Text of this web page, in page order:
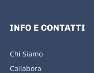
INFO E CONTATTI
Chi Siamo
Collabora